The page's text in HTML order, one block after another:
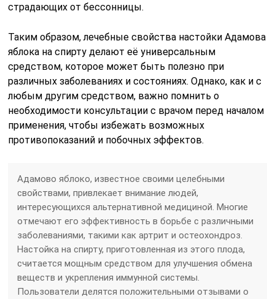
страдающих от бессонницы.
Таким образом, лечебные свойства настойки Адамова
яблока на спирту делают её универсальным
средством, которое может быть полезно при
различных заболеваниях и состояниях. Однако, как и с
любым другим средством, важно помнить о
необходимости консультации с врачом перед началом
применения, чтобы избежать возможных
противопоказаний и побочных эффектов.
Адамово яблоко, известное своими целебными
свойствами, привлекает внимание людей,
интересующихся альтернативной медициной. Многие
отмечают его эффективность в борьбе с различными
заболеваниями, такими как артрит и остеохондроз.
Настойка на спирту, приготовленная из этого плода,
считается мощным средством для улучшения обмена
веществ и укрепления иммунной системы.
Пользователи делятся положительными отзывами о